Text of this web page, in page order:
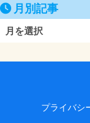
月別記事
プライバシ